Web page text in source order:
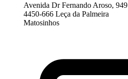
Avenida Dr Fernando Aroso, 949
4450-666 Leça da Palmeira
Matosinhos